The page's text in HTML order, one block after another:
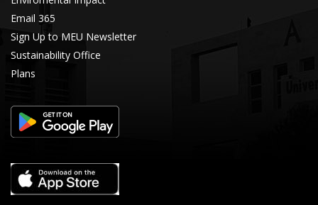
Email 365
Sign Up to MEU Newsletter
Sustainability Office
Plans